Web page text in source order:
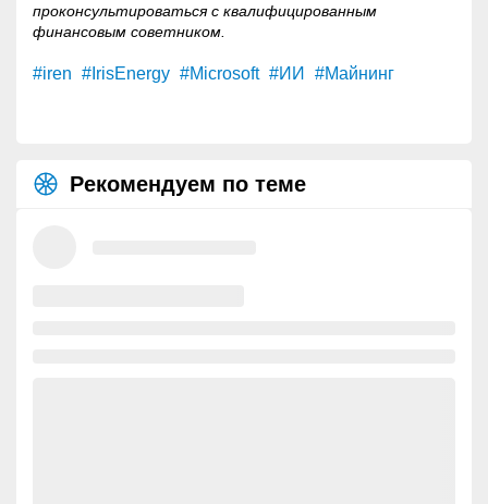
проконсультироваться с квалифицированным
финансовым советником.
#iren #IrisEnergy #Microsoft #ИИ #Майнинг
Рекомендуем по теме